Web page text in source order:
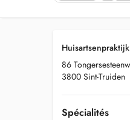
86
3800 Sint-Truiden
Spécialités